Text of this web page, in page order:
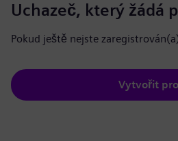
Uchazeč, který žádá
Pokud ještě nejste
Vytvořit